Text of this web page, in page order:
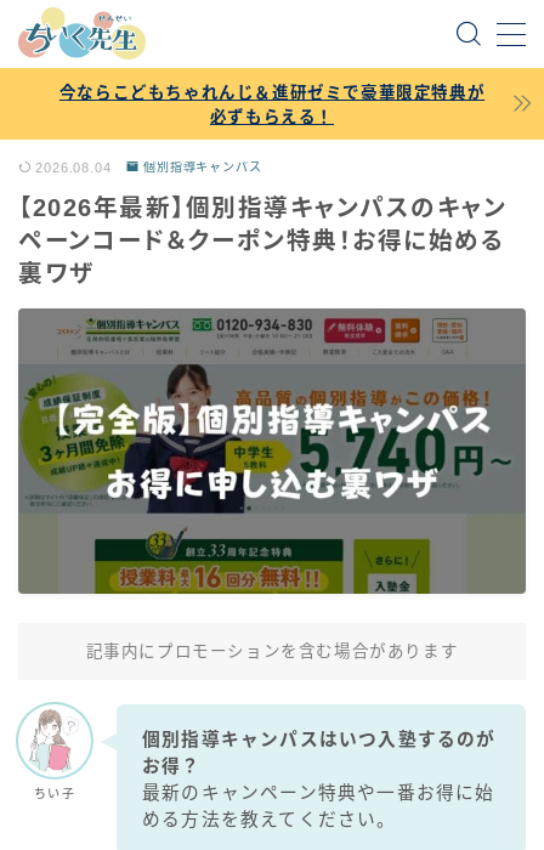
MENU
掲載依頼・各種お問い合わせ
トップページに戻る
進研ゼミ記事一覧
スマイルゼミ記事一覧
ポピー記事一覧
Ｚ会記事一覧
ワンダーボックス記事一覧
スタディサプリ記事一覧
RISU記事一覧
今ならこどもちゃれんじ＆進研ゼミで豪華限定特典が
必ずもらえる！
2026.08.04 個別指導キャンパス
【2026年最新】個別指導キャンパスのキャン
ペーンコード＆クーポン特典！お得に始める
裏ワザ
記事内にプロモーションを含む場合があります
ちい子
個別指導キャンパスはいつ入塾するのが
お得？
最新のキャンペーン特典や一番お得に始
める方法を教えてください。